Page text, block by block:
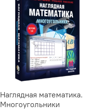
Наглядная математика.
Многоугольники